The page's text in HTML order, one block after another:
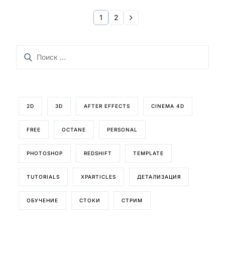
1 2
2D 3D AFTER EFFECTS CINEMA 4D
FREE OCTANE PERSONAL
PHOTOSHOP REDSHIFT TEMPLATE
TUTORIALS XPARTICLES ДЕТАЛИЗАЦИЯ
ОБУЧЕНИЕ СТОКИ СТРИМ